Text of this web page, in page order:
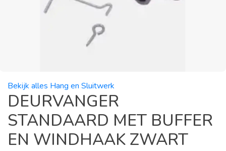
Bekijk alles Hang en Sluitwerk
DEURVANGER
STANDAARD MET BUFFER
EN WINDHAAK ZWART